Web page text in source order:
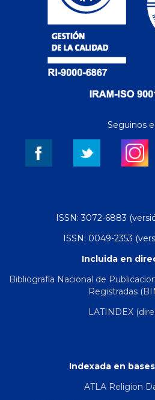
Seguinos
ISSN: 3072-6883
ISSN: 0049-2353
Incluida en
Bibliografía Nacional de
Registradas
LATINDEX
Indexada en
ATLA Religion